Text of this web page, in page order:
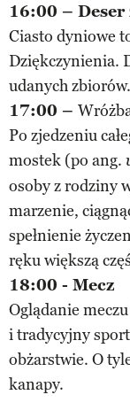
16:00 – Deser
Ciasto dyniowe
Dziękczynienia.
udanych zbiorów.
17:00 –
Po zjedzeniu
mostek (po ang.
osoby z rodziny
marzenie,
spełnienie
ręku większą
18:00 - Mecz
Oglądanie
i tradycyjny
obżarstwie. O
kanapy.